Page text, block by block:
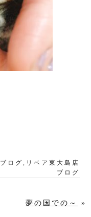
ブログ, リベア東大島店
ブログ
夢の国での～ »